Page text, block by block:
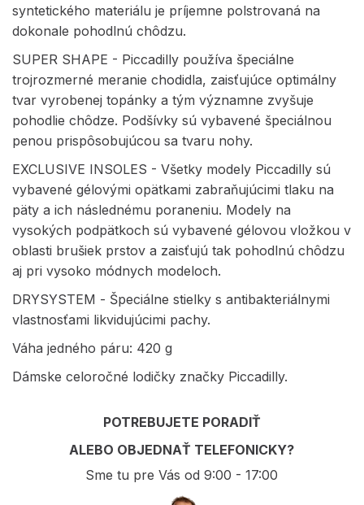
syntetického materiálu je príjemne polstrovaná na
dokonale pohodlnú chôdzu.
SUPER SHAPE - Piccadilly používa špeciálne
trojrozmerné meranie chodidla, zaisťujúce optimálny
tvar vyrobenej topánky a tým významne zvyšuje
pohodlie chôdze. Podšívky sú vybavené špeciálnou
penou prispôsobujúcou sa tvaru nohy.
EXCLUSIVE INSOLES - Všetky modely Piccadilly sú
vybavené gélovými opätkami zabraňujúcimi tlaku na
päty a ich následnému poraneniu. Modely na
vysokých podpätkoch sú vybavené gélovou vložkou v
oblasti brušiek prstov a zaisťujú tak pohodlnú chôdzu
aj pri vysoko módnych modeloch.
DRYSYSTEM - Špeciálne stielky s antibakteriálnymi
vlastnosťami likvidujúcimi pachy.
Váha jedného páru: 420 g
Dámske celoročné lodičky značky Piccadilly.
POTREBUJETE PORADIŤ
ALEBO OBJEDNAŤ TELEFONICKY?
Sme tu pre Vás od 9:00 - 17:00